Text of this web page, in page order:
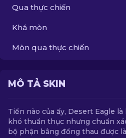
Qua thực chiến
Khá mòn
Mòn qua thực chiến
MÔ TẢ SKIN
Tiền nào của ấy, Desert Eagle
khó thuần thục nhưng chuẩn
bộ phận bằng đồng thau được